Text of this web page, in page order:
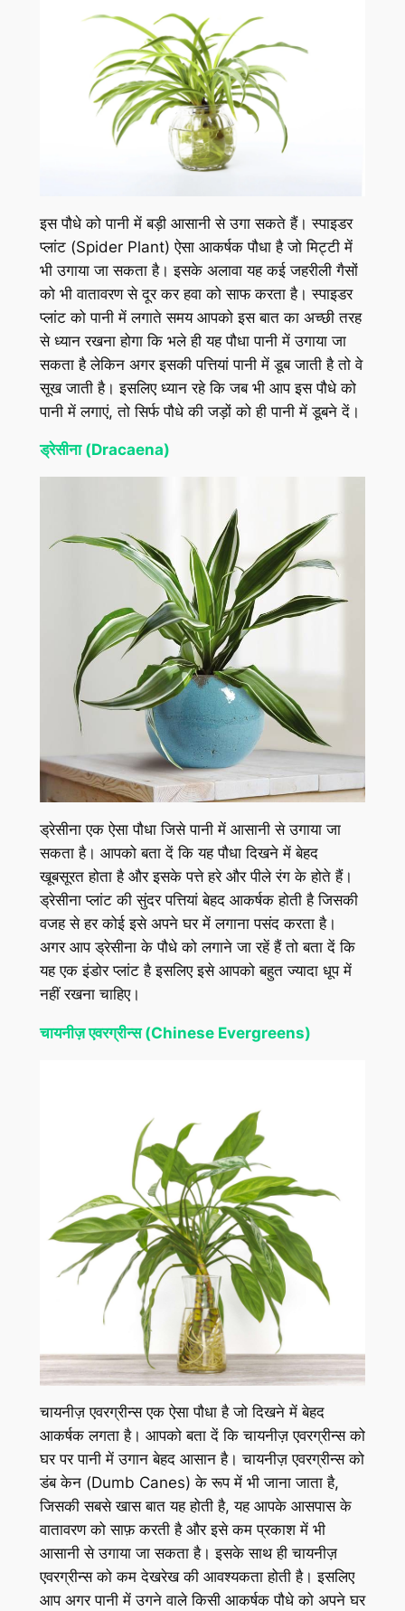
इस पौधे को पानी में बड़ी आसानी से उगा सकते हैं। स्पाइडर
प्लांट (Spider Plant) ऐसा आकर्षक पौधा है जो मिट्टी में
भी उगाया जा सकता है। इसके अलावा यह कई जहरीली गैसों
को भी वातावरण से दूर कर हवा को साफ करता है। स्पाइडर
प्लांट को पानी में लगाते समय आपको इस बात का अच्छी तरह
से ध्यान रखना होगा कि भले ही यह पौधा पानी में उगाया जा
सकता है लेकिन अगर इसकी पत्तियां पानी में डूब जाती है तो वे
सूख जाती है। इसलिए ध्यान रहे कि जब भी आप इस पौधे को
पानी में लगाएं, तो सिर्फ पौधे की जड़ों को ही पानी में डूबने दें।
ड्रेसीना (Dracaena)
ड्रेसीना एक ऐसा पौधा जिसे पानी में आसानी से उगाया जा
सकता है। आपको बता दें कि यह पौधा दिखने में बेहद
खूबसूरत होता है और इसके पत्ते हरे और पीले रंग के होते हैं।
ड्रेसीना प्लांट की सुंदर पत्तियां बेहद आकर्षक होती है जिसकी
वजह से हर कोई इसे अपने घर में लगाना पसंद करता है।
अगर आप ड्रेसीना के पौधे को लगाने जा रहें हैं तो बता दें कि
यह एक इंडोर प्लांट है इसलिए इसे आपको बहुत ज्यादा धूप में
नहीं रखना चाहिए।
चायनीज़ एवरग्रीन्स (Chinese Evergreens)
चायनीज़ एवरग्रीन्स एक ऐसा पौधा है जो दिखने में बेहद
आकर्षक लगता है। आपको बता दें कि चायनीज़ एवरग्रीन्स को
घर पर पानी में उगान बेहद आसान है। चायनीज़ एवरग्रीन्स को
डंब केन (Dumb Canes) के रूप में भी जाना जाता है,
जिसकी सबसे खास बात यह होती है, यह आपके आसपास के
वातावरण को साफ़ करती है और इसे कम प्रकाश में भी
आसानी से उगाया जा सकता है। इसके साथ ही चायनीज़
एवरग्रीन्स को कम देखरेख की आवश्यकता होती है। इसलिए
आप अगर पानी में उगने वाले किसी आकर्षक पौधे को अपने घर